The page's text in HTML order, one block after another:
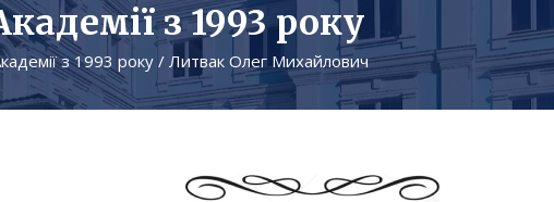
з 1993 року
з 1993 року / Литвак Олег Михайлович